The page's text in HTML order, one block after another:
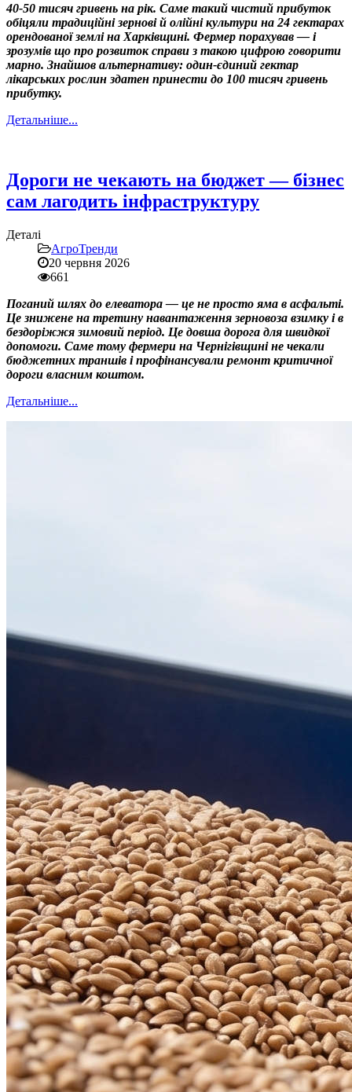
40-50 тисяч гривень на рік. Саме такий чистий прибуток
обіцяли традиційні зернові й олійні культури на 24 гектарах
орендованої землі на Харківщині. Фермер порахував — і
зрозумів що про розвиток справи з такою цифрою говорити
марно. Знайшов альтернативу: один-єдиний гектар
лікарських рослин здатен принести до 100 тисяч гривень
прибутку.
Детальніше...
Дороги не чекають на бюджет — бізнес
сам лагодить інфраструктуру
Деталі
АгроТренди
20 червня 2026
661
Поганий шлях до елеватора — це не просто яма в асфальті.
Це знижене на третину навантаження зерновоза взимку і в
бездоріжжя зимовий період. Це довша дорога для швидкої
допомоги. Саме тому фермери на Чернігівщині не чекали
бюджетних траншів і профінансували ремонт критичної
дороги власним коштом.
Детальніше...